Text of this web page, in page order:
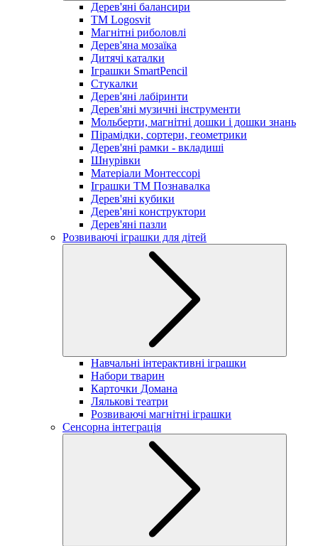
Дерев'яні балансири
TM Logosvit
Магнітні риболовлі
Дерев'яна мозаїка
Дитячі каталки
Іграшки SmartPencil
Стукалки
Дерев'яні лабіринти
Дерев'яні музичні інструменти
Мольберти, магнітні дошки і дошки знань
Пірамідки, сортери, геометрики
Дерев'яні рамки - вкладиші
Шнурівки
Матеріали Монтессорі
Іграшки ТМ Познавалка
Дерев'яні кубики
Дерев'яні конструктори
Дерев'яні пазли
Розвиваючі іграшки для дітей
Навчальні інтерактивні іграшки
Набори тварин
Карточки Домана
Лялькові театри
Розвиваючі магнітні іграшки
Сенсорна інтеграція